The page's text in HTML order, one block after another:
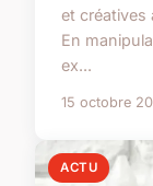
et créatives
En
ex...
15 octobre
ACTU